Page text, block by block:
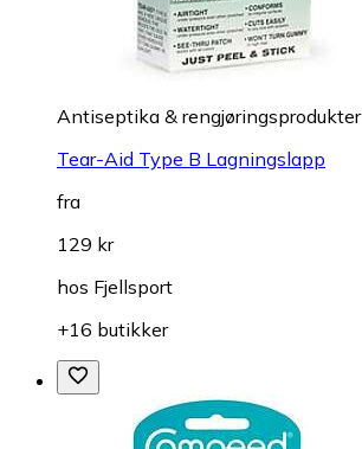
Antiseptika & rengjøringsprodukter
Tear-Aid Type B Lagningslapp
fra
129 kr
hos Fjellsport
+16 butikker